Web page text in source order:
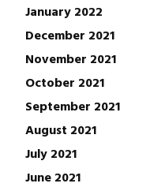
January 2022
December 2021
November 2021
October 2021
September 2021
August 2021
July 2021
June 2021